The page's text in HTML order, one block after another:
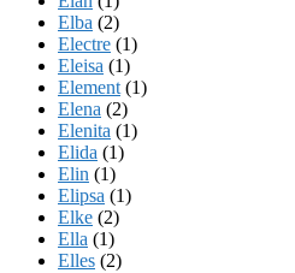
Elba (2)
Electre (1)
Eleisa (1)
Element (1)
Elena (2)
Elenita (1)
Elida (1)
Elin (1)
Elipsa (1)
Elke (2)
Ella (1)
Elles (2)